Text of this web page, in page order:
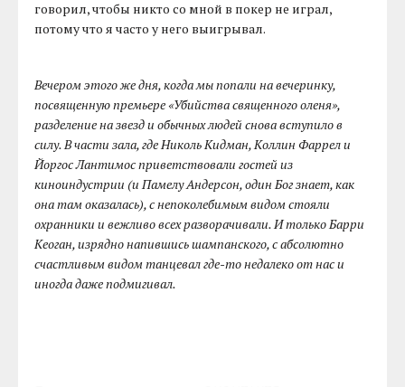
говорил, чтобы никто со мной в покер не играл,
потому что я часто у него выигрывал.
Вечером этого же дня, когда мы попали на вечеринку,
посвященную премьере «Убийства священного оленя»,
разделение на звезд и обычных людей снова вступило в
силу. В части зала, где Николь Кидман, Коллин Фаррел и
Йоргос Лантимос приветствовали гостей из
киноиндустрии (и Памелу Андерсон, один Бог знает, как
она там оказалась), с непоколебимым видом стояли
охранники и вежливо всех разворачивали. И только Барри
Кеоган, изрядно напившись шампанского, с абсолютно
счастливым видом танцевал где-то недалеко от нас и
иногда даже подмигивал.